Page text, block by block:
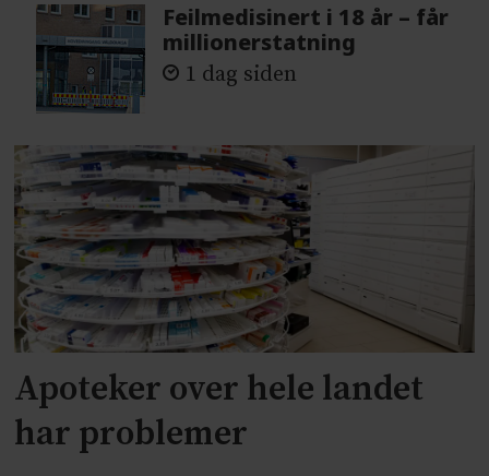
Feilmedisinert i 18 år – får
millionerstatning
1 dag siden
Apoteker over hele landet
har problemer